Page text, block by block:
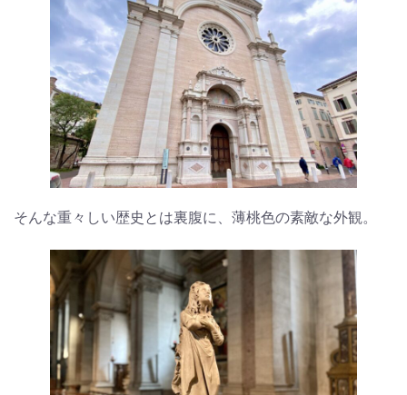
そんな重々しい歴史とは裏腹に、薄桃色の素敵な外観。